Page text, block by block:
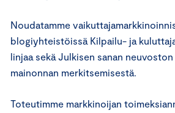
Noudatamme
blogiyhteistöissä Kilpailu- ja
linjaa sekä Julkisen sanan neuvoston
mainonnan merkitsemisestä.
Toteutimme markkinoijan